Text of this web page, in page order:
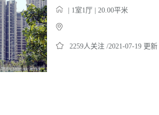
| 1室1厅 | 20.00平米
2259人关注 /2021-07-19 更新